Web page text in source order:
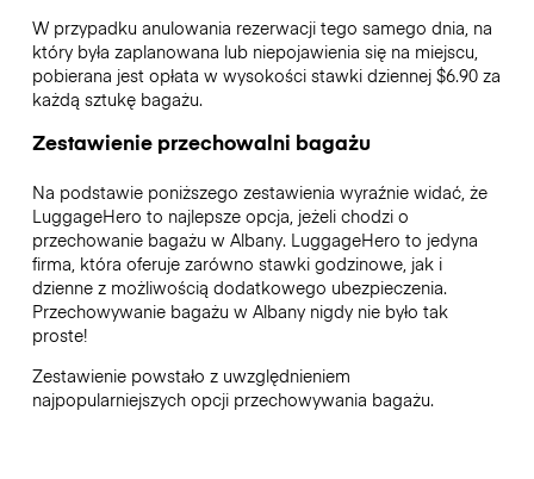
W przypadku anulowania rezerwacji tego samego dnia, na
który była zaplanowana lub niepojawienia się na miejscu,
pobierana jest opłata w wysokości stawki dziennej $6.90 za
każdą sztukę bagażu.
Zestawienie przechowalni bagażu
Na podstawie poniższego zestawienia wyraźnie widać, że
LuggageHero to najlepsze opcja, jeżeli chodzi o
przechowanie bagażu w Albany. LuggageHero to jedyna
firma, która oferuje zarówno stawki godzinowe, jak i
dzienne z możliwością dodatkowego ubezpieczenia.
Przechowywanie bagażu w Albanynigdy nie było tak
proste!
Zestawienie powstało z uwzględnieniem
najpopularniejszych opcji przechowywania bagażu.